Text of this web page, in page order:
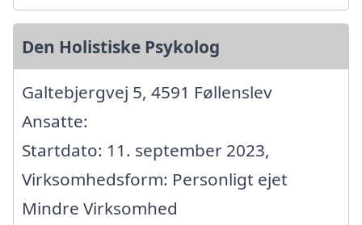
Den Holistiske Psykolog
Galtebjergvej 5, 4591 Føllenslev
Ansatte:
Startdato: 11. september 2023,
Virksomhedsform: Personligt ejet
Mindre Virksomhed